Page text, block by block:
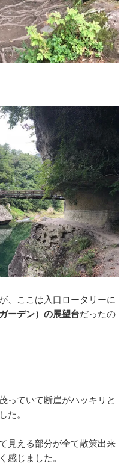
、ここは入口ロータリーに
ーデン）の展望台だったの
っていて断崖がハッキリと
た。
見える部分が全て散策出来
感じました。